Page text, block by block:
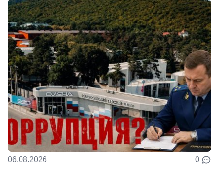
06.08.2026 0